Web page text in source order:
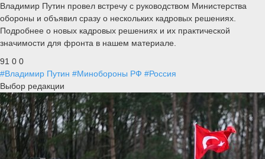
Владимир Путин провел встречу с руководством Министерства
обороны и объявил сразу о нескольких кадровых решениях.
Подробнее о новых кадровых решениях и их практической
значимости для фронта в нашем материале.
91 0 0
#Владимир Путин #Минобороны РФ #Россия
Выбор редакции